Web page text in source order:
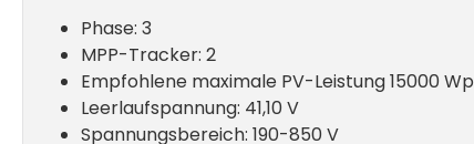
Phase: 3
MPP-Tracker: 2
Empfohlene maximale PV-Leistung 15000 Wp
Leerlaufspannung: 41,10 V
Spannungsbereich: 190-850 V